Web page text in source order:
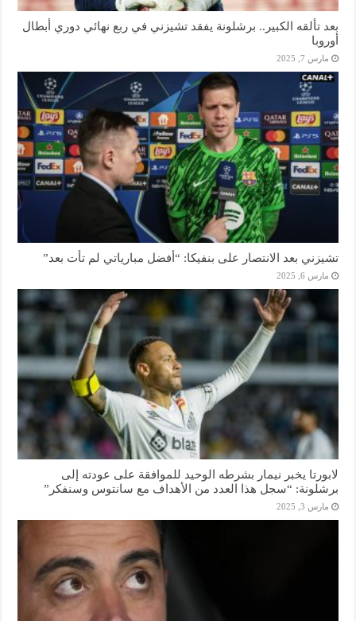
بعد تألقه الكبير.. برشلونة يفقد تشيزني في ربع نهائي دوري أبطال
أوروبا
مارس 7, 2025
تشيزني بعد الانتصار على بنفيكا: “أفضل مبارياتي لم تأت بعد”
مارس 6, 2025
لابورتا يخبر نيمار بشرطه الوحيد للموافقة على عودته إلى
برشلونة: “سجل هذا العدد من الأهداف مع سانتوس وسنفكر”
مارس 3, 2025